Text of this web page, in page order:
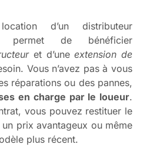
d’un distributeur
permet de bénéficier
et d’uneextension de
Vous n’avez pas à vous
réparations ou des pannes,
en charge par le loueur.
vous pouvez restituer le
prix avantageux ou même
plus récent.